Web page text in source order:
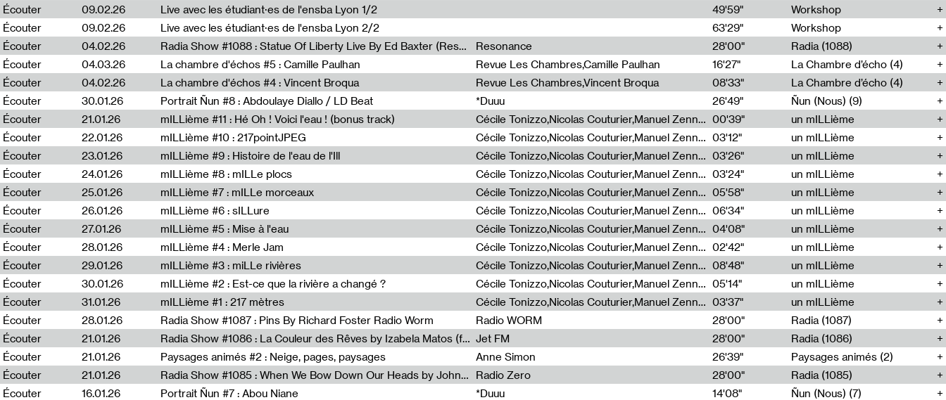
Écouter
09.02.26 Live avec les étudiant·es de l'ensba Lyon 1/2 49'59"
Workshop
Écouter
09.02.26 Live avec les étudiant·es de l'ensba Lyon 2/2 63'29"
Workshop
Écouter
04.02.26 Radia Show #1088 : Statue Of Liberty Live By Ed Baxter (Resonance) Resonance 28'00"
Radia (1088)
Écouter
04.03.26 La chambre d'échos #5 : Camille Paulhan Revue Les Chambres,Camille Paulhan 16'27"
La Chambre d’écho (4)
Écouter
04.02.26 La chambre d'échos #4 : Vincent Broqua Revue Les Chambres,Vincent Broqua 08'33"
La Chambre d’écho (4)
Écouter
30.01.26 Portrait Ñun #8 : Abdoulaye Diallo / LD Beat *Duuu 26'49"
Ñun (Nous) (9)
Écouter
21.01.26 mILLième #11 : Hé Oh ! Voici l'eau ! (bonus track) Cécile Tonizzo,Nicolas Couturier,Manuel Zenner,Aquila Lescene,Curtis Coco,Cyril Magnier 00'39"
un mILLième
Écouter
22.01.26 mILLième #10 : 217pointJPEG Cécile Tonizzo,Nicolas Couturier,Manuel Zenner,Aquila Lescene,Curtis Coco,Cyril Magnier 03'12"
un mILLième
Écouter
23.01.26 mILLième #9 : Histoire de l'eau de l'Ill Cécile Tonizzo,Nicolas Couturier,Manuel Zenner,Aquila Lescene,Curtis Coco,Cyril Magnier 03'26"
un mILLième
Écouter
24.01.26 mILLième #8 : mILLe plocs Cécile Tonizzo,Nicolas Couturier,Manuel Zenner,Aquila Lescene,Curtis Coco,Cyril Magnier 03'24"
un mILLième
Écouter
25.01.26 mILLième #7 : mILLe morceaux Cécile Tonizzo,Nicolas Couturier,Manuel Zenner,Aquila Lescene,Curtis Coco,Cyril Magnier 05'58"
un mILLième
Écouter
26.01.26 mILLième #6 : sILLure Cécile Tonizzo,Nicolas Couturier,Manuel Zenner,Aquila Lescene,Curtis Coco,Cyril Magnier 06'34"
un mILLième
Écouter
27.01.26 mILLième #5 : Mise à l'eau Cécile Tonizzo,Nicolas Couturier,Manuel Zenner,Aquila Lescene,Curtis Coco,Cyril Magnier 04'08"
un mILLième
Écouter
28.01.26 mILLième #4 : Merle Jam Cécile Tonizzo,Nicolas Couturier,Manuel Zenner,Aquila Lescene,Curtis Coco,Cyril Magnier 02'42"
un mILLième
Écouter
29.01.26 mILLième #3 : miLLe rivières Cécile Tonizzo,Nicolas Couturier,Manuel Zenner,Aquila Lescene,Curtis Coco,Cyril Magnier 08'48"
un mILLième
Écouter
30.01.26 mILLième #2 : Est-ce que la rivière a changé ? Cécile Tonizzo,Nicolas Couturier,Manuel Zenner,Aquila Lescene,Curtis Coco,Cyril Magnier 05'14"
un mILLième
Écouter
31.01.26 mILLième #1 : 217 mètres Cécile Tonizzo,Nicolas Couturier,Manuel Zenner,Aquila Lescene,Curtis Coco,Cyril Magnier 03'37"
un mILLième
Écouter
28.01.26 Radia Show #1087 : Pins By Richard Foster Radio Worm Radio WORM 28'00"
Radia (1087)
Écouter
21.01.26 Radia Show #1086 : La Couleur des Rêves by Izabela Matos (for Jet FM) Jet FM 28'00"
Radia (1086)
Écouter
21.01.26 Paysages animés #2 : Neige, pages, paysages Anne Simon 26'39"
Paysages animés (2)
Écouter
21.01.26 Radia Show #1085 : When We Bow Down Our Heads by John Roach (Radia edit, Rádio Zero) Radio Zero 28'00"
Radia (1085)
Écouter
16.01.26 Portrait Ñun #7 : Abou Niane *Duuu 14'08"
Ñun (Nous) (7)